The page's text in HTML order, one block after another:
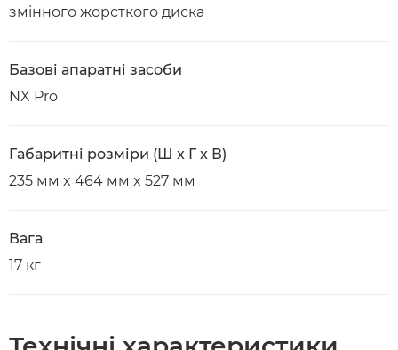
змінного жорсткого диска
Базові апаратні засоби
NX Pro
Габаритні розміри (Ш x Г x В)
235 мм x 464 мм x 527 мм
Вага
17 кг